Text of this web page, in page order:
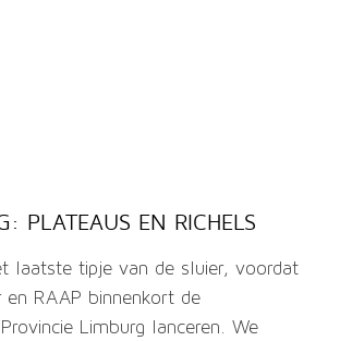
PLATEAUS EN RICHELS
laatste tipje van de sluier, voordat
en RAAP binnenkort de
Limburg lanceren. We